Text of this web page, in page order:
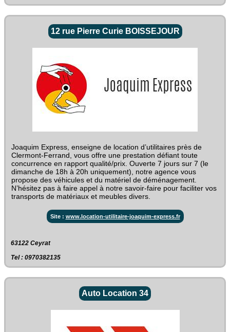
12 rue Pierre Curie BOISSEJOUR
Joaquim Express, enseigne de location d’utilitaires près de
Clermont-Ferrand, vous offre une prestation défiant toute
concurrence en rapport qualité/prix. Ouverte 7 jours sur 7 (le
dimanche de 18h à 20h uniquement), notre agence vous
propose des véhicules et du matériel de déménagement.
N’hésitez pas à faire appel à notre savoir-faire pour faciliter vos
transports de matériaux et meubles divers.
Site : www.location-utilitaire-joaquim-express.fr
63122 Ceyrat
Tel : 0970382135
Auto Location 34